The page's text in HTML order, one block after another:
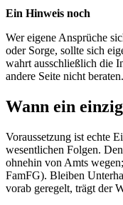
Ein Hinweis noch
Wer eigene Ansprüche
oder Sorge, sollte sich
wahrt ausschließlich die
andere Seite nicht beraten.
Wann ein
Voraussetzung ist echte
wesentlichen Folgen.
ohnehin von Amts
FamFG). Bleiben
vorab geregelt, trägt der